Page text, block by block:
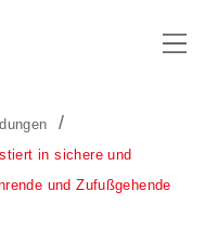
in sichere und
und Zufußgehende